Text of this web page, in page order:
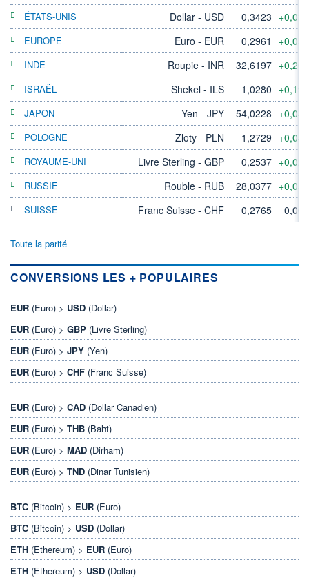
ÉTATS-UNIS Dollar - USD 0,3423
EUROPE Euro - EUR 0,2961
INDE Roupie - INR 32,6197
ISRAËL Shekel - ILS 1,0280
JAPON Yen - JPY 54,0228
POLOGNE Zloty - PLN 1,2729
ROYAUME-UNI Livre Sterling - GBP 0,2537
RUSSIE Rouble - RUB 28,0377
SUISSE Franc Suisse - CHF 0,2765
Toute la parité
CONVERSIONS LES + POPULAIRES
EUR (Euro) > USD (Dollar)
EUR (Euro) > GBP (Livre Sterling)
EUR (Euro) > JPY (Yen)
EUR (Euro) > CHF (Franc Suisse)
EUR (Euro) > CAD (Dollar Canadien)
EUR (Euro) > THB (Baht)
EUR (Euro) > MAD (Dirham)
EUR (Euro) > TND (Dinar Tunisien)
BTC (Bitcoin) > EUR (Euro)
BTC (Bitcoin) > USD (Dollar)
ETH (Ethereum) > EUR (Euro)
ETH (Ethereum) > USD (Dollar)